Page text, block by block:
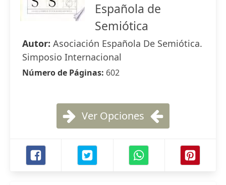
Española de
Semiótica
Autor: Asociación Española De Semiótica.
Simposio Internacional
Número de Páginas: 602
Ver Opciones